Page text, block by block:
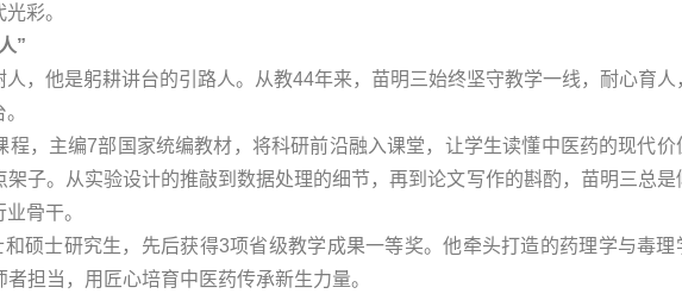
彩。
”
，他是躬耕讲台的引路人。从教44年来，苗明三始终坚守教学一线，耐心育人
，主编7部国家统编教材，将科研前沿融入课堂，让学生读懂中医药的现代价
子。从实验设计的推敲到数据处理的细节，再到论文写作的斟酌，苗明三总是
骨干。
硕士研究生，先后获得3项省级教学成果一等奖。他牵头打造的药理学与毒理
担当，用匠心培育中医药传承新生力量。